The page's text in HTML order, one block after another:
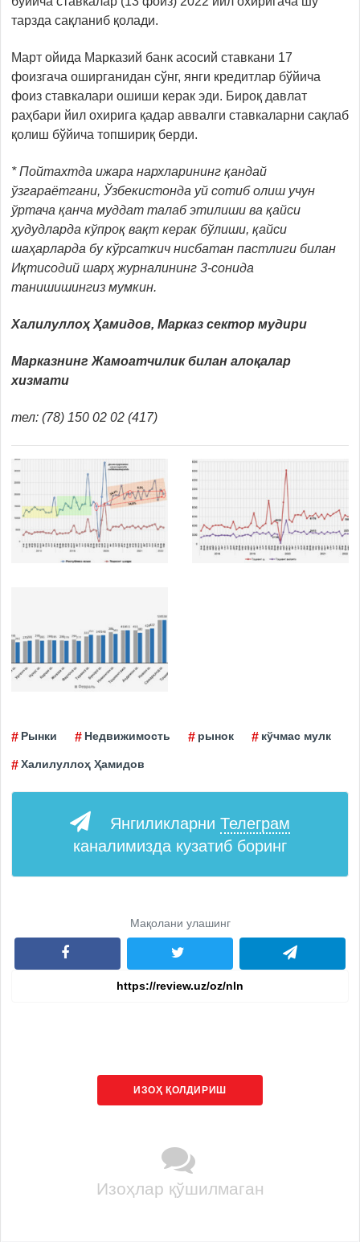
тарзда сақланиб қолади.
Март ойида Марказий банк асосий ставкани 17
фоизгача оширганидан сўнг, янги кредитлар бўйича
фоиз ставкалари ошиши керак эди. Бироқ давлат
раҳбари йил охирига қадар аввалги ставкаларни сақлаб
қолиш бўйича топшириқ берди.
* Пойтахтда ижара нархларининг қандай
ўзгараётгани, Ўзбекистонда уй сотиб олиш учун
ўртача қанча муддат талаб этилиши ва қайси
ҳудудларда кўпроқ вақт керак бўлиши, қайси
шаҳарларда бу кўрсаткич нисбатан пастлиги билан
Иқтисодий шарҳ журналининг 3-сонида
танишишингиз мумкин.
Халилуллоҳ Ҳамидов, Марказ сектор мудири
Марказнинг Жамоатчилик билан алоқалар
хизмати
тел: (78) 150 02 02 (417)
Рынки Недвижимость рынок кўчмас мулк
Халилуллоҳ Ҳамидов
Янгиликларни Телеграм
каналимизда кузатиб боринг
Мақолани улашинг
ИЗОҲ ҚОЛДИРИШ
Изоҳлар қўшилмаган